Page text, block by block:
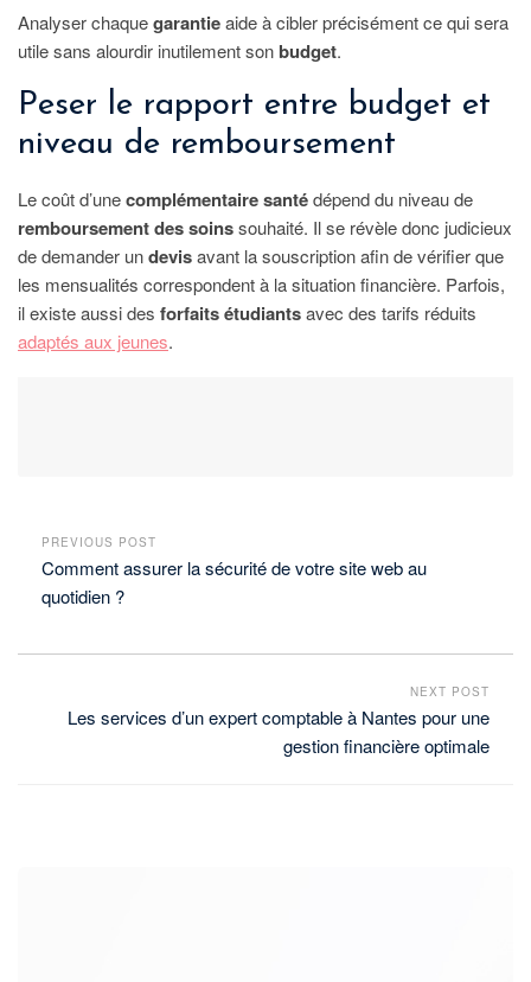
Analyser chaquegarantieaide à cibler précisément ce qui sera
utile sans alourdir inutilement son budget.
Peser le rapport entre budget et
niveau de remboursement
Le coût d’unecomplémentaire santédépend du niveau de
remboursement des soinssouhaité. Il se révèle donc judicieux
de demander undevisavant la souscription afin de vérifier que
les mensualités correspondent à la situation financière. Parfois,
il existe aussi des forfaits étudiantsavec des tarifs réduits
adaptés aux jeunes.
PREVIOUS POST
Comment assurer la sécurité de votre site web au
quotidien ?
NEXT POST
Les services d’un expert comptable à Nantes pour une
gestion financière optimale